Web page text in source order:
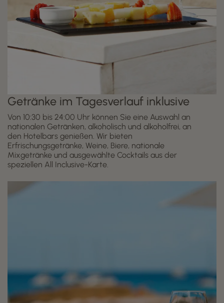
Getränke im Tagesverlauf inklusive
Von 10:30 bis 24:00 Uhr können Sie eine Auswahl an
nationalen Getränken, alkoholisch und alkoholfrei, an
den Hotelbars genießen. Wir bieten
Erfrischungsgetränke, Weine, Biere, nationale
Mixgetränke und ausgewählte Cocktails aus der
speziellen All Inclusive-Karte.